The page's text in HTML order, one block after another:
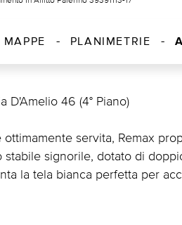
MAPPE PLANIMETRIE
D'Amelio 46 (4° Piano)
servita, Remax
signorile, dotato di
la tela bianca perfetta per